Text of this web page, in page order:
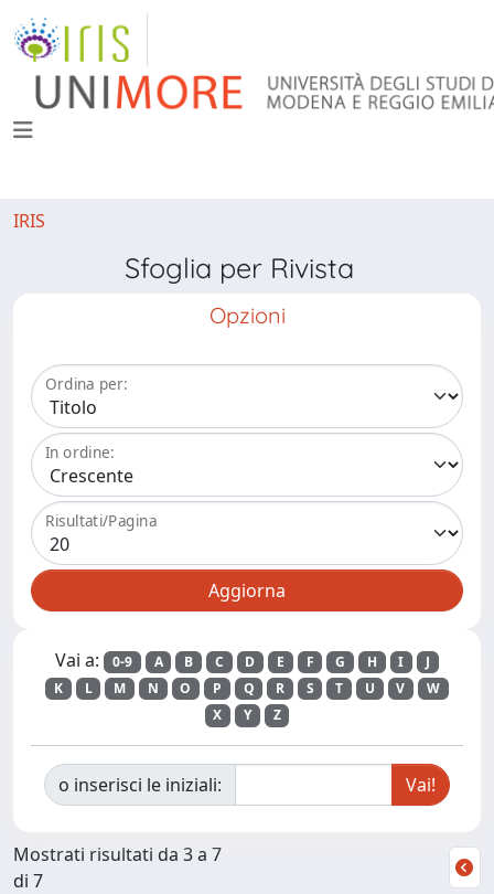
IRIS
Sfoglia per Rivista
Opzioni
Ordina per:
In ordine:
Risultati/Pagina
Vai a: 0-9 A B C D E F G H I
J
K
L M N O P Q R S T U V
W
X
Y Z
o inserisci le iniziali:
Mostrati risultati da 3 a 7
di 7